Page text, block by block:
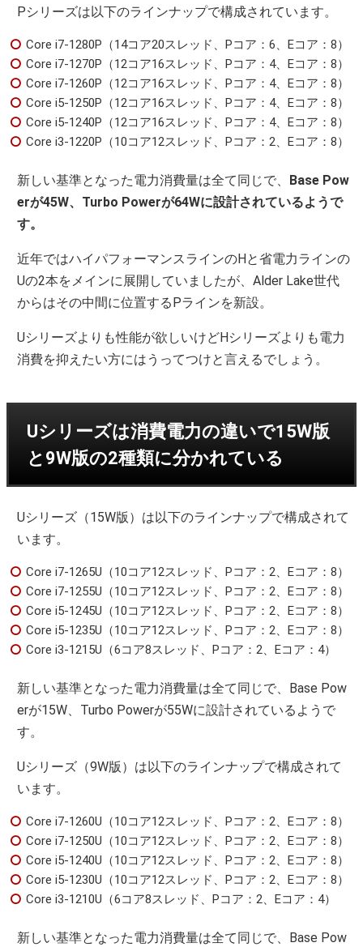
Pシリーズは以下のラインナップで構成されています。
Core i7-1280P（14コア20スレッド、Pコア：6、Eコア：8）
Core i7-1270P（12コア16スレッド、Pコア：4、Eコア：8）
Core i7-1260P（12コア16スレッド、Pコア：4、Eコア：8）
Core i5-1250P（12コア16スレッド、Pコア：4、Eコア：8）
Core i5-1240P（12コア16スレッド、Pコア：4、Eコア：8）
Core i3-1220P（10コア12スレッド、Pコア：2、Eコア：8）
新しい基準となった電力消費量は全て同じで、
Base Pow
erが45W、Turbo Powerが64Wに設計されているようで
す。
近年ではハイパフォーマンスラインのHと省電力ラインの
Uの2本をメインに展開していましたが、Alder Lake世代
からはその中間に位置するPラインを新設。
Uシリーズよりも性能が欲しいけどHシリーズよりも電力
消費を抑えたい方にはうってつけと言えるでしょう。
Uシリーズは消費電力の違いで15W版
と9W版の2種類に分かれている
Uシリーズ（15W版）は以下のラインナップで構成されて
います。
Core i7-1265U（10コア12スレッド、Pコア：2、Eコア：8）
Core i7-1255U（10コア12スレッド、Pコア：2、Eコア：8）
Core i5-1245U（10コア12スレッド、Pコア：2、Eコア：8）
Core i5-1235U（10コア12スレッド、Pコア：2、Eコア：8）
Core i3-1215U（6コア8スレッド、Pコア：2、Eコア：4）
新しい基準となった電力消費量は全て同じで、Base Pow
erが15W、Turbo Powerが55Wに設計されているようで
す。
Uシリーズ（9W版）は以下のラインナップで構成されて
います。
Core i7-1260U（10コア12スレッド、Pコア：2、Eコア：8）
Core i7-1250U（10コア12スレッド、Pコア：2、Eコア：8）
Core i5-1240U（10コア12スレッド、Pコア：2、Eコア：8）
Core i5-1230U（10コア12スレッド、Pコア：2、Eコア：8）
Core i3-1210U（6コア8スレッド、Pコア：2、Eコア：4）
新しい基準となった電力消費量は全て同じで、Base Pow